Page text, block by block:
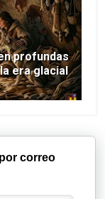
profundas
era glacial
correo